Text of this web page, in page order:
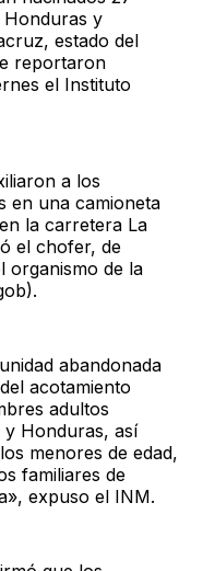
Honduras y
estado del
reportaron
el Instituto
a los
en una camioneta
la carretera La
el chofer, de
organismo de la
abandonada
acotamiento
adultos
y Honduras, así
menores de edad,
familiares de
expuso el INM.